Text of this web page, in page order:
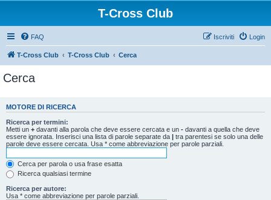
T-Cross Club
FAQ Login
Iscriviti
T-Cross Club T-Cross Club Cerca
Cerca
MOTORE DI RICERCA
Ricerca per termini:
Metti un + davanti alla parola che deve essere cercata e un - davanti a quella che deve
essere ignorata. Inserisci una lista di parole separate da | tra parentesi se solo una delle
parole deve essere cercata. Usa * come abbreviazione per parole parziali.
Cerca per parola o usa frase esatta
Ricerca qualsiasi termine
Ricerca per autore:
Usa * come abbreviazione per parole parziali.